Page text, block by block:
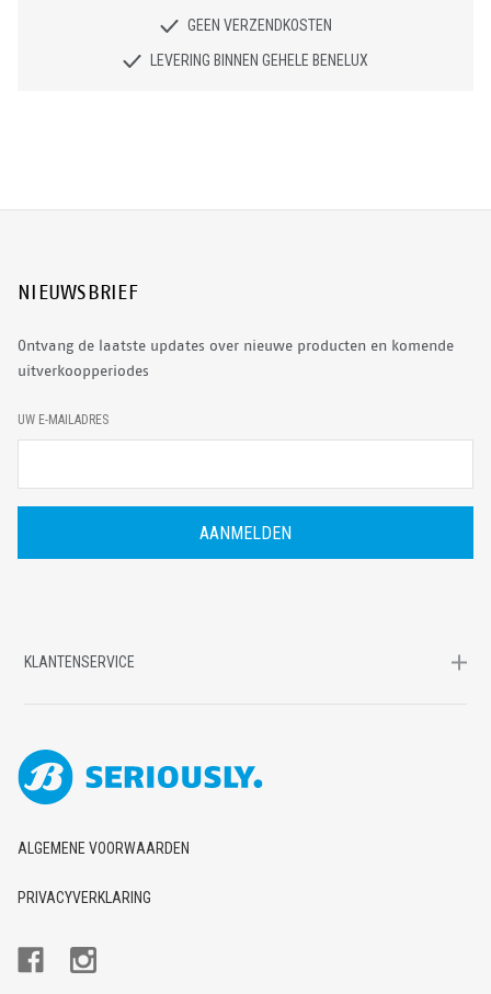
GEEN VERZENDKOSTEN
LEVERING BINNEN GEHELE BENELUX
NIEUWSBRIEF
Ontvang de laatste updates over nieuwe producten en komende
uitverkoopperiodes
E
-
M
A
D
UW E-MAILADRES
KLANTENSERVICE
ALGEMENE VOORWAARDEN
PRIVACYVERKLARING